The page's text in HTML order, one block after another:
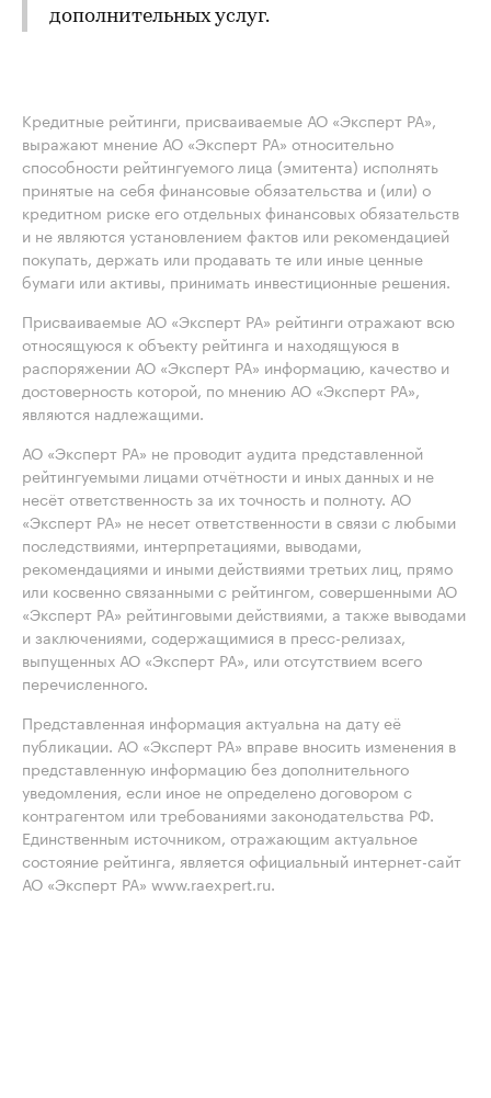
дополнительных услуг.
Кредитные рейтинги, присваиваемые АО «Эксперт РА»,
выражают мнение АО «Эксперт РА» относительно
способности рейтингуемого лица (эмитента) исполнять
принятые на себя финансовые обязательства и (или) о
кредитном риске его отдельных финансовых обязательств
и не являются установлением фактов или рекомендацией
покупать, держать или продавать те или иные ценные
бумаги или активы, принимать инвестиционные решения.
Присваиваемые АО «Эксперт РА» рейтинги отражают всю
относящуюся к объекту рейтинга и находящуюся в
распоряжении АО «Эксперт РА» информацию, качество и
достоверность которой, по мнению АО «Эксперт РА»,
являются надлежащими.
АО «Эксперт РА» не проводит аудита представленной
рейтингуемыми лицами отчётности и иных данных и не
несёт ответственность за их точность и полноту. АО
«Эксперт РА» не несет ответственности в связи с любыми
последствиями, интерпретациями, выводами,
рекомендациями и иными действиями третьих лиц, прямо
или косвенно связанными с рейтингом, совершенными АО
«Эксперт РА» рейтинговыми действиями, а также выводами
и заключениями, содержащимися в пресс-релизах,
выпущенных АО «Эксперт РА», или отсутствием всего
перечисленного.
Представленная информация актуальна на дату её
публикации. АО «Эксперт РА» вправе вносить изменения в
представленную информацию без дополнительного
уведомления, если иное не определено договором с
контрагентом или требованиями законодательства РФ.
Единственным источником, отражающим актуальное
состояние рейтинга, является официальный интернет-сайт
АО «Эксперт РА» www.raexpert.ru.